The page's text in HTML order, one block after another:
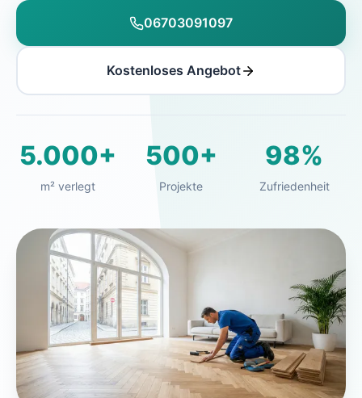
06703091097
Kostenloses Angebot
5.000+
m² verlegt
500+
Projekte
98%
Zufriedenheit